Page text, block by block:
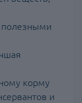
полезными
корму
и